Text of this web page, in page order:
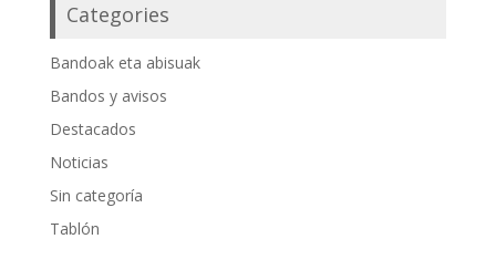
Categories
Bandoak eta abisuak
Bandos y avisos
Destacados
Noticias
Sin categoría
Tablón